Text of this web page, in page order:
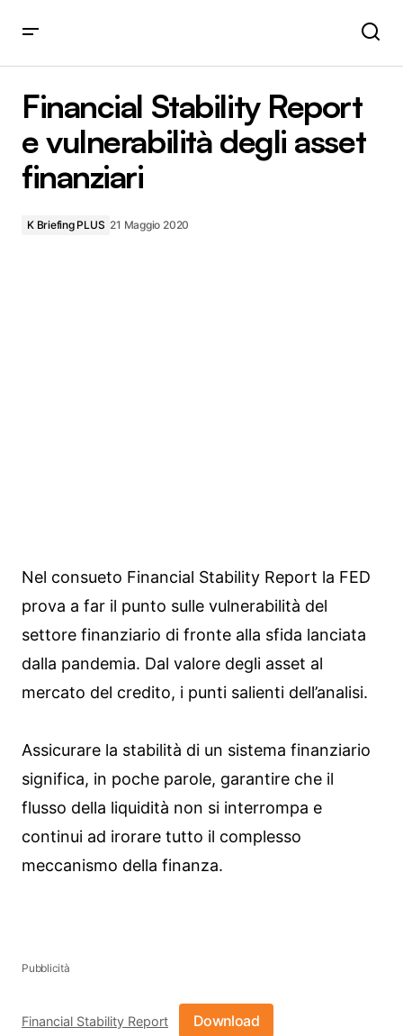
finanziari
Financial Stability Report
e vulnerabilità degli asset
finanziari
K Briefing PLUS 21 Maggio 2020
Nel consueto Financial Stability Report la FED
prova a far il punto sulle vulnerabilità del
settore finanziario di fronte alla sfida lanciata
dalla pandemia. Dal valore degli asset al
mercato del credito, i punti salienti dell’analisi.
Assicurare la stabilità di un sistema finanziario
significa, in poche parole, garantire che il
flusso della liquidità non si interrompa e
continui ad irorare tutto il complesso
meccanismo della finanza.
Pubblicità
Financial Stability Report Download